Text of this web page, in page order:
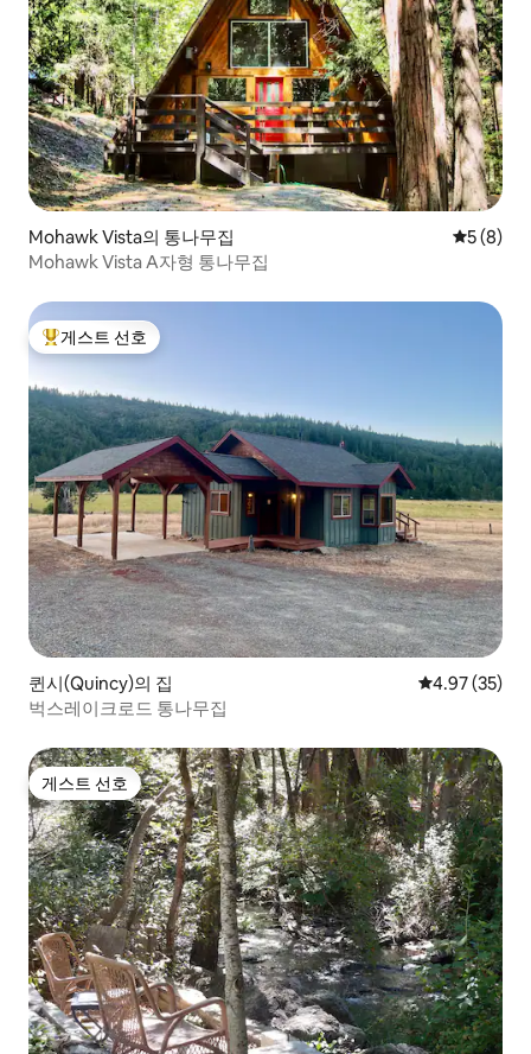
Mohawk Vista의 통나무집 평점 5점
5 (8)
Mohawk Vista A자형 통나무집
상위 게스트 선호
게스트 선호
퀸시(Quincy)의 집 평점 4.97점(5
4.97 (35)
벅스레이크로드 통나무집
게스트 선호
게스트 선호